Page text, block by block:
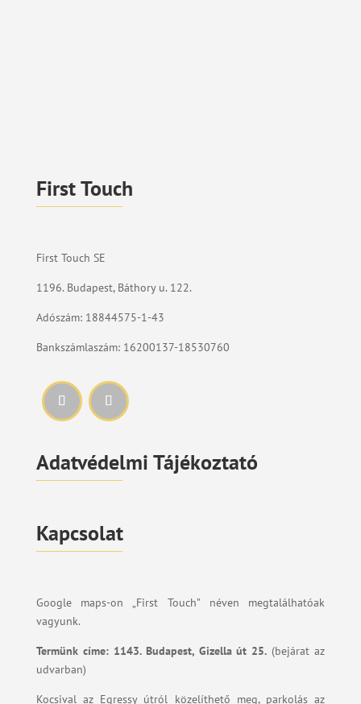
First Touch
First Touch SE
1196. Budapest, Báthory u. 122.
Adószám: 18844575-1-43
Bankszámlaszám: 16200137-18530760
Adatvédelmi Tájékoztató
Kapcsolat
Google maps-on „First Touch” néven megtalálhatóak
vagyunk.
Termünk címe: 1143. Budapest, Gizella út 25. (bejárat az
udvarban)
Kocsival az Egressy útról közelíthető meg, parkolás az